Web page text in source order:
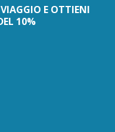
E OTTIENI
10%